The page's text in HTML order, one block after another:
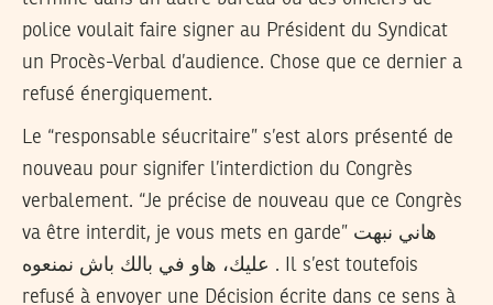
police voulait faire signer au Président du Syndicat
un Procès-Verbal d’audience. Chose que ce dernier a
refusé énergiquement.
Le “responsable séucritaire” s’est alors présenté de
nouveau pour signifer l’interdiction du Congrès
verbalement. “Je précise de nouveau que ce Congrès
va être interdit, je vous mets en garde” هاني نبهت
. Il s’est toutefois
refusé à envoyer une Décision écrite dans ce sens à